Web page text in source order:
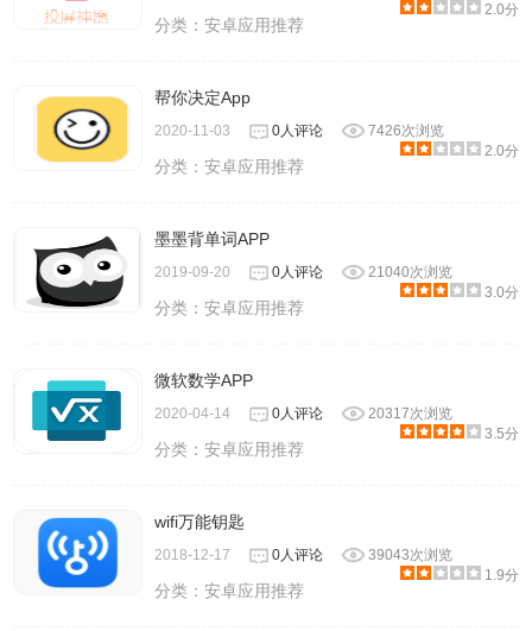
2.0分
分类：安卓应用推荐
帮你决定App
2020-11-03 0人评论
7426次浏览
2.0分
分类：安卓应用推荐
墨墨背单词APP
2019-09-20 0人评论
21040次浏览
3.0分
分类：安卓应用推荐
微软数学APP
2020-04-14 0人评论
20317次浏览
3.5分
分类：安卓应用推荐
wifi万能钥匙
2018-12-17 0人评论
39043次浏览
1.9分
分类：安卓应用推荐